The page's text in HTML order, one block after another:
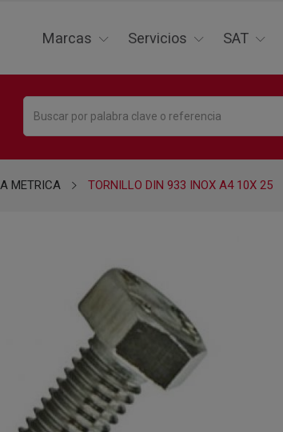
Marcas Servicios SAT
METRICA TORNILLO DIN 933 INOX A4 10X 25